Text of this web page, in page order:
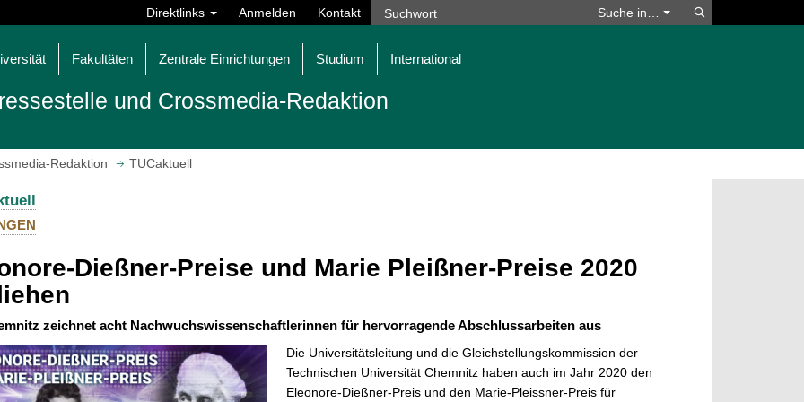
Direktlinks Anmelden Kontakt Suche in…
Fakultäten Zentrale Einrichtungen Studium International
und Crossmedia-Redaktion
Redaktion TUCaktuell
Dießner-Preise und Marie Pleißner-Preise 2020
zeichnet acht Nachwuchswissenschaftlerinnen für hervorragende Abschlussarbeiten aus
Die Universitätsleitung und die Gleichstellungskommission der
Technischen Universität Chemnitz haben auch im Jahr 2020 den
Eleonore-Dießner-Preis und den Marie-Pleissner-Preis für